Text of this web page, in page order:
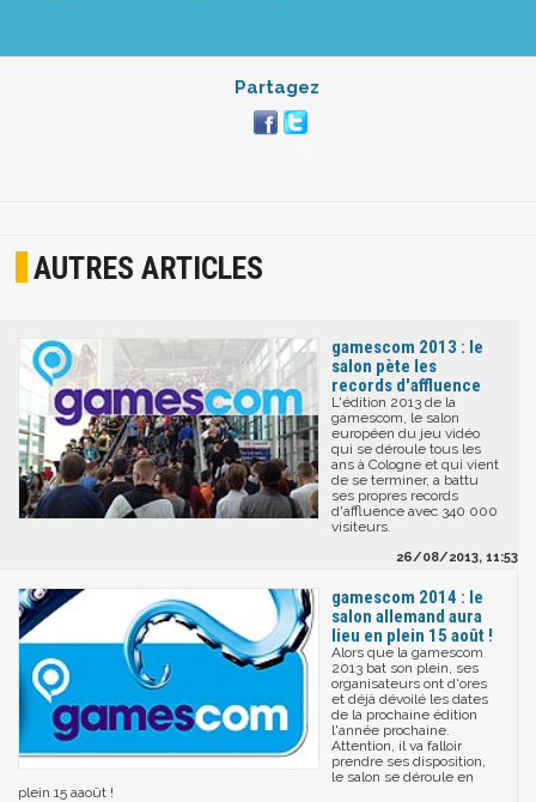
Partagez
AUTRES ARTICLES
gamescom 2013 : le
salon pète les
records d'affluence
L'édition 2013 de la
gamescom, le salon
européen du jeu vidéo
qui se déroule tous les
ans à Cologne et qui vient
de se terminer, a battu
ses propres records
d'affluence avec 340 000
visiteurs.
26/08/2013, 11:53
gamescom 2014 : le
salon allemand aura
lieu en plein 15 août !
Alors que la gamescom
2013 bat son plein, ses
organisateurs ont d'ores
et déjà dévoilé les dates
de la prochaine édition
l'année prochaine.
Attention, il va falloir
prendre ses disposition,
le salon se déroule en
plein 15 aaoût !